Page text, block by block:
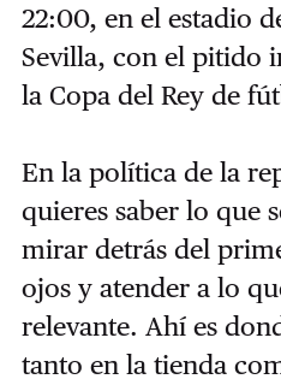
22:00, en el estadio
Sevilla, con el pitido
la Copa del Rey de
En la política de la
quieres saber lo que
mirar detrás del
ojos y atender a lo
relevante. Ahí es
tanto en la tienda